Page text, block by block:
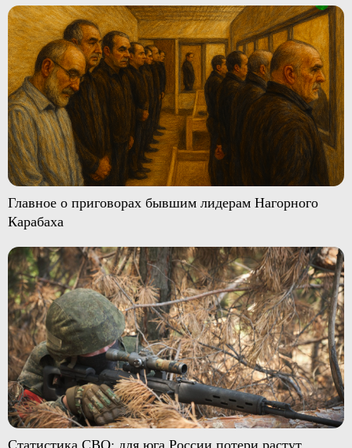
Главное о приговорах бывшим лидерам Нагорного
Карабаха
Статистика СВО: для юга России потери растут